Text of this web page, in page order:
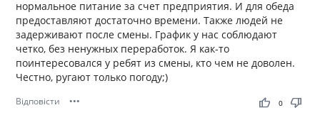
нормальное питание за счет предприятия. И для обеда
предоставляют достаточно времени. Также людей не
задерживают после смены. График у нас соблюдают
четко, без ненужных переработок. Я как-то
поинтересовался у ребят из смены, кто чем не доволен.
Честно, ругают только погоду;)
Відповісти ••• thumb_up thumb_down
0